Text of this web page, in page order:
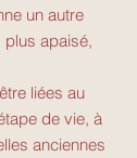
un autre
plus apaisé,
liées au
de vie, à
anciennes